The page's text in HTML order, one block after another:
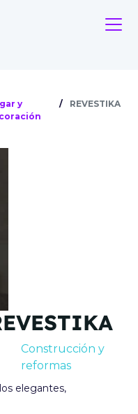
y
/ REVESTIKA
Construcción y
reformas
elegantes,